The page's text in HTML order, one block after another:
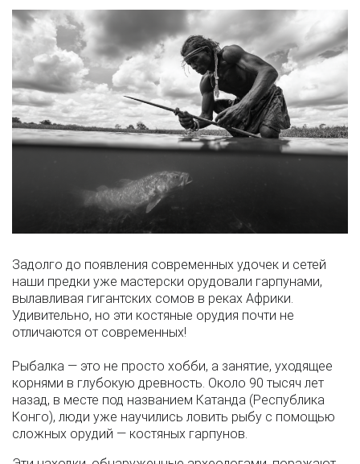
Задолго до появления современных удочек и сетей
наши предки уже мастерски орудовали гарпунами,
вылавливая гигантских сомов в реках Африки.
Удивительно, но эти костяные орудия почти не
отличаются от современных!
Рыбалка — это не просто хобби, а занятие, уходящее
корнями в глубокую древность. Около 90 тысяч лет
назад, в месте под названием Катанда (Республика
Конго), люди уже научились ловить рыбу с помощью
сложных орудий — костяных гарпунов.